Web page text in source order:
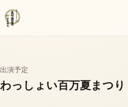
ン
テ
へ
ス
ご挨拶
出演予定
わっしょい百万夏まつり